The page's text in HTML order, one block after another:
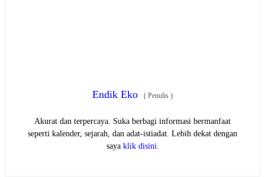
Endik Eko ( Penulis )
Akurat dan terpercaya. Suka berbagi informasi bermanfaat
seperti kalender, sejarah, dan adat-istiadat. Lebih dekat dengan
saya klik disini